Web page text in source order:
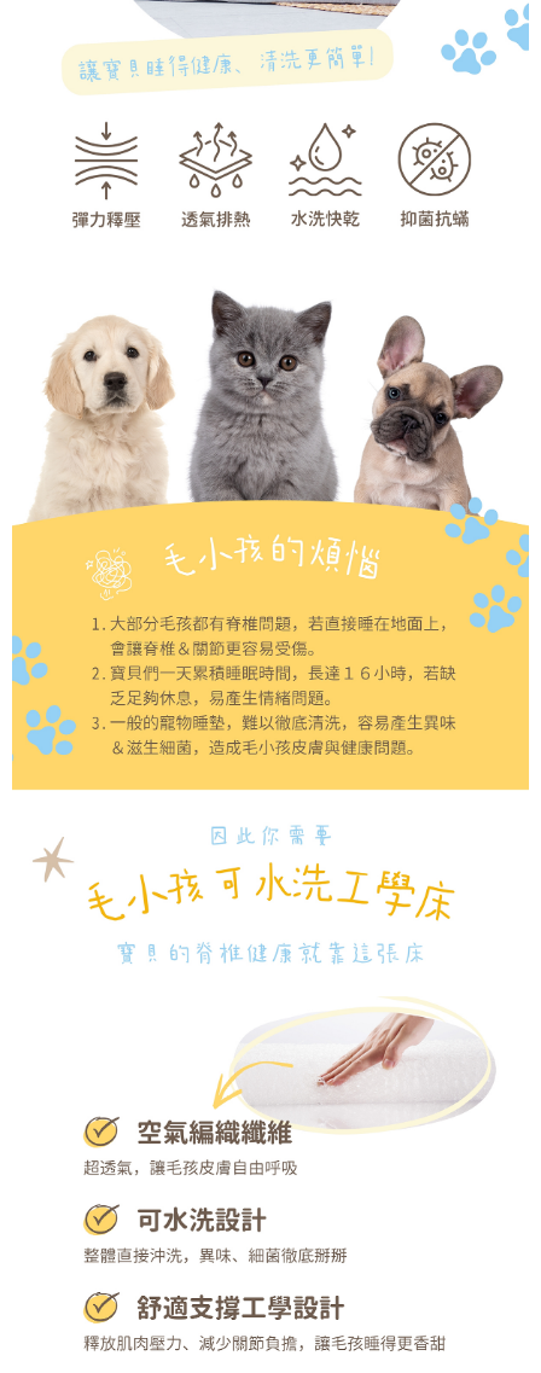
４．使用「AFTEE先享後付」時，將依據個別帳號之用戶狀況，依本公司即
時審查核予不同之上限額度；若仍有額度不足之情形，本公司將視審查結果
請求用戶進行身份認證。
５．嚴禁一人註冊多個帳號或使用他人資訊註冊。若發現惡意使用之情形，
恩沛科技股份有限公司將有權停止該用戶之使用額度並採取法律行動。